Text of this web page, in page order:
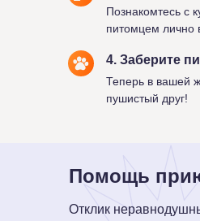
Познакомтесь с
питомцем лично
4. Заберите
Теперь в вашей
пушистый друг!
Помощь
Отклик